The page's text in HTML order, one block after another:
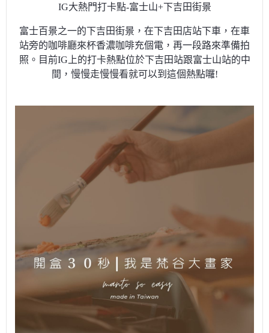
IG大熱門打卡點-富士山+下吉田街景
富士百景之一的下吉田街景，在下吉田店站下車，在車
站旁的咖啡廳來杯香濃咖啡充個電，再一段路來準備拍
照。目前IG上的打卡熱點位於下吉田站跟富士山站的中
間，慢慢走慢慢看就可以到這個熱點囉!